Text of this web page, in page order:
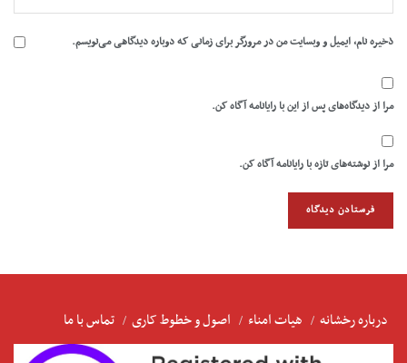
ذخیره نام، ایمیل و وبسایت من در مرورگر برای زمانی که دوباره دیدگاهی می‌نویسم.
مرا از دیدگاه‌های پس از این با رایانامه آگاه کن.
مرا از نوشته‌های تازه با رایانامه آگاه کن.
درباره رخشانه هیات امناء اصول و خطوط کاری تماس با ما